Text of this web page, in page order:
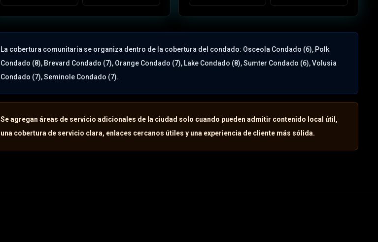
La cobertura comunitaria se organiza dentro de la cobertura del condado: Osceola Condado (6), Polk
Condado (8), Brevard Condado (7), Orange Condado (7), Lake Condado (8), Sumter Condado (6), Volusia
Condado (7), Seminole Condado (7).
Se agregan áreas de servicio adicionales de la ciudad solo cuando pueden admitir contenido local útil,
una cobertura de servicio clara, enlaces cercanos útiles y una experiencia de cliente más sólida.